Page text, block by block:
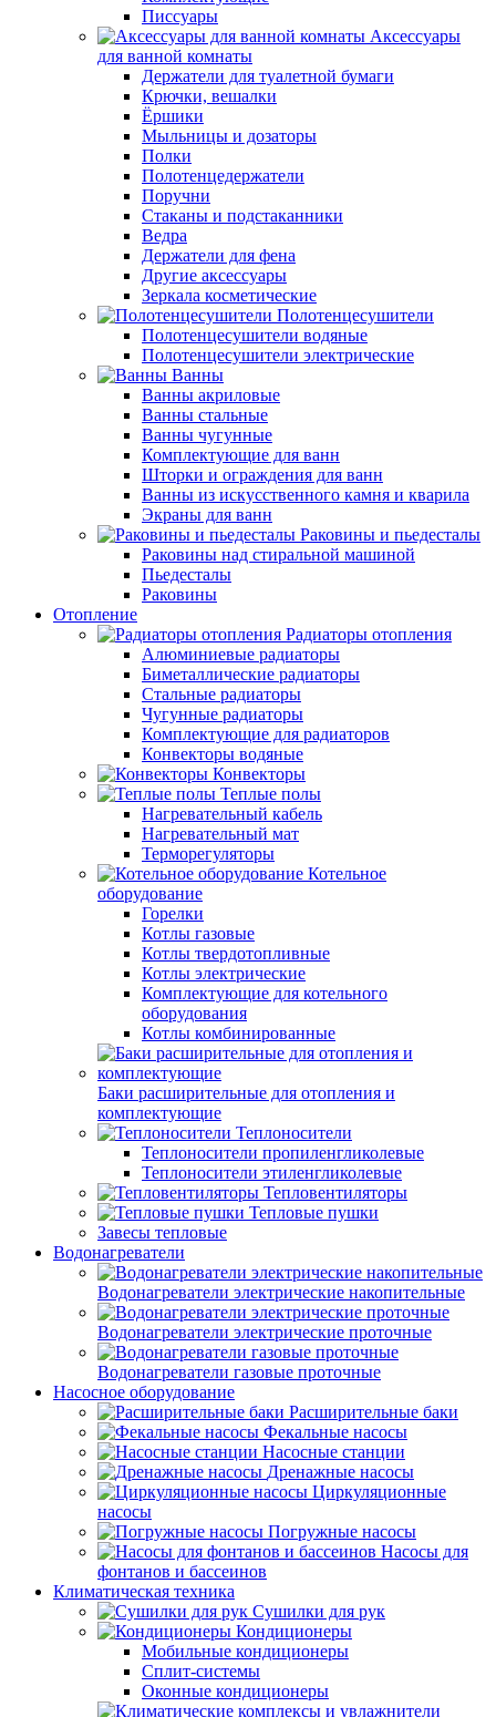
Писсуары
Аксессуары
для ванной комнаты
Держатели для туалетной бумаги
Крючки, вешалки
Ёршики
Мыльницы и дозаторы
Полки
Полотенцедержатели
Поручни
Стаканы и подстаканники
Ведра
Держатели для фена
Другие аксессуары
Зеркала косметические
Полотенцесушители
Полотенцесушители водяные
Полотенцесушители электрические
Ванны
Ванны акриловые
Ванны стальные
Ванны чугунные
Комплектующие для ванн
Шторки и ограждения для ванн
Ванны из искусственного камня и кварила
Экраны для ванн
Раковины и пьедесталы
Раковины над стиральной машиной
Пьедесталы
Раковины
Отопление
Радиаторы отопления
Алюминиевые радиаторы
Биметаллические радиаторы
Стальные радиаторы
Чугунные радиаторы
Комплектующие для радиаторов
Конвекторы водяные
Конвекторы
Теплые полы
Нагревательный кабель
Нагревательный мат
Терморегуляторы
Котельное
оборудование
Горелки
Котлы газовые
Котлы твердотопливные
Котлы электрические
Комплектующие для котельного
оборудования
Котлы комбинированные
Баки расширительные для отопления и
комплектующие
Теплоносители
Теплоносители пропиленгликолевые
Теплоносители этиленгликолевые
Тепловентиляторы
Тепловые пушки
Завесы тепловые
Водонагреватели
Водонагреватели электрические накопительные
Водонагреватели электрические проточные
Водонагреватели газовые проточные
Насосное оборудование
Расширительные баки
Фекальные насосы
Насосные станции
Дренажные насосы
Циркуляционные
насосы
Погружные насосы
Насосы для
фонтанов и бассеинов
Климатическая техника
Сушилки для рук
Кондиционеры
Мобильные кондиционеры
Сплит-системы
Оконные кондиционеры